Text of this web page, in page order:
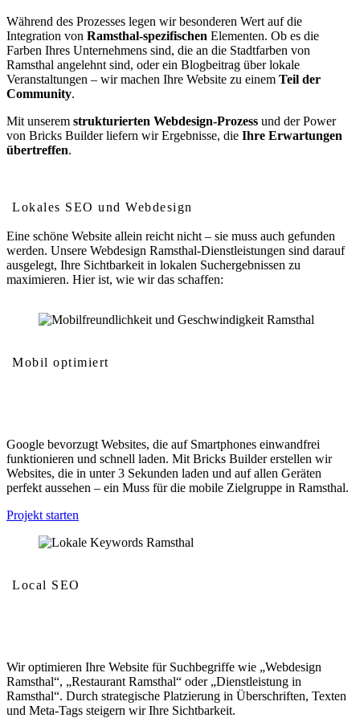
Während des Prozesses legen wir besonderen Wert auf die
Integration von Ramsthal-spezifischen Elementen. Ob es die
Farben Ihres Unternehmens sind, die an die Stadtfarben von
Ramsthal angelehnt sind, oder ein Blogbeitrag über lokale
Veranstaltungen – wir machen Ihre Website zu einem Teil der
Community.
Mit unserem strukturierten Webdesign-Prozess und der Power
von Bricks Builder liefern wir Ergebnisse, die Ihre Erwartungen
übertreffen.
Lokales SEO und Webdesign
Eine schöne Website allein reicht nicht – sie muss auch gefunden
werden. Unsere Webdesign Ramsthal-Dienstleistungen sind darauf
ausgelegt, Ihre Sichtbarkeit in lokalen Suchergebnissen zu
maximieren. Hier ist, wie wir das schaffen:
Mobil optimiert
Google bevorzugt Websites, die auf Smartphones einwandfrei
funktionieren und schnell laden. Mit Bricks Builder erstellen wir
Websites, die in unter 3 Sekunden laden und auf allen Geräten
perfekt aussehen – ein Muss für die mobile Zielgruppe in Ramsthal.
Projekt starten
Local SEO
Wir optimieren Ihre Website für Suchbegriffe wie „Webdesign
Ramsthal“, „Restaurant Ramsthal“ oder „Dienstleistung in
Ramsthal“. Durch strategische Platzierung in Überschriften, Texten
und Meta-Tags steigern wir Ihre Sichtbarkeit.